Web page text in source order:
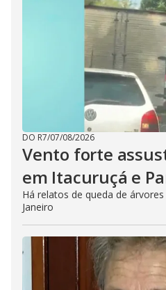
DO R7/07/08/2026
Vento forte
em Itacuruçá e
Há relatos de queda de
Janeiro